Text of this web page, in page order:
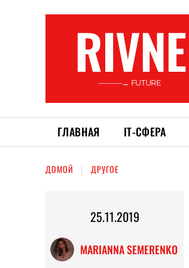
RIVNE
———→ FUTURE
ГЛАВНАЯ ІТ-СФЕРА
ДОМОЙ ДРУГОЕ
25.11.2019
MARIANNA SEMERENKO